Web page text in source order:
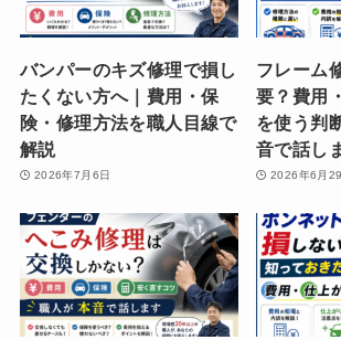
バンパーのキズ修理で損し
たくない方へ｜費用・保
険・修理方法を職人目線で
解説
2026年7月6日
フレーム
要？費用
を使う判
音で話し
2026年6月